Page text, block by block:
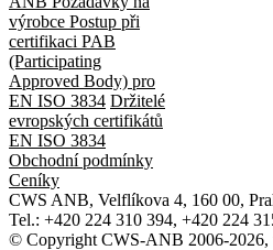
výrobce Postup při
certifikaci PAB
(Participating
Approved Body) pro
EN ISO 3834 Držitelé
evropských certifikátů
EN ISO 3834
Obchodní podmínky
Ceníky
CWS ANB, Velflíkova 4, 160 00,
Tel.: +420 224 310 394, +420 224
© Copyright CWS-ANB 2006-2026,